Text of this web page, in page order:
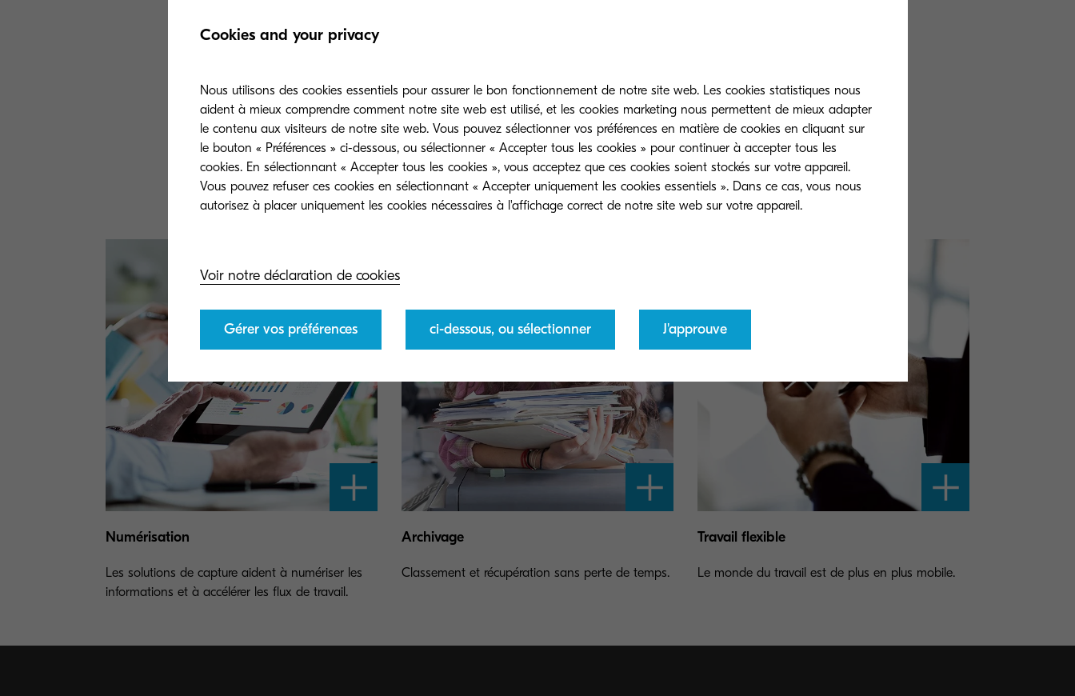
est également très important que les données demandées puissent être accessibles
Kyocera offre une variété de possibilités qui peuvent influencer positivement le
développement de votre entreprise. Nous proposons des systèmes multifonctionnels
adaptés à chaque lieu de travail et, combinés aux solutions appropriées, votre
entreprise est bien équipée pour un avenir réussi.
Nos solutions
Numérisation
Les solutions de capture aident à numériser les
informations et à accélérer les flux de travail.
Archivage
Classement et récupération sans perte de temps.
Travail flexible
Le monde du travail est de plus en plus mobile.
Cookies and your privacy
Nous utilisons des cookies essentiels pour assurer le bon fonctionnement de notre site web. Les cookies statistiques nous
aident à mieux comprendre comment notre site web est utilisé, et les cookies marketing nous permettent de mieux adapter
le contenu aux visiteurs de notre site web. Vous pouvez sélectionner vos préférences en matière de cookies en cliquant sur
le bouton « Préférences » ci-dessous, ou sélectionner « Accepter tous les cookies » pour continuer à accepter tous les
cookies. En sélectionnant « Accepter tous les cookies », vous acceptez que ces cookies soient stockés sur votre appareil.
Vous pouvez refuser ces cookies en sélectionnant « Accepter uniquement les cookies essentiels ». Dans ce cas, vous nous
autorisez à placer uniquement les cookies nécessaires à l'affichage correct de notre site web sur votre appareil.
Voir notre déclaration de cookies
Gérer vos préférences ci-dessous, ou sélectionner J'approuve